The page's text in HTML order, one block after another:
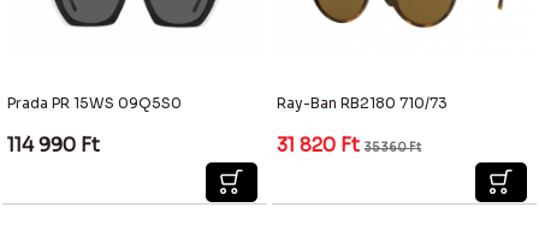
Prada PR 15WS 09Q5S0
114 990 Ft
Ray-Ban RB2180 710/73
31 820 Ft 35 360Ft